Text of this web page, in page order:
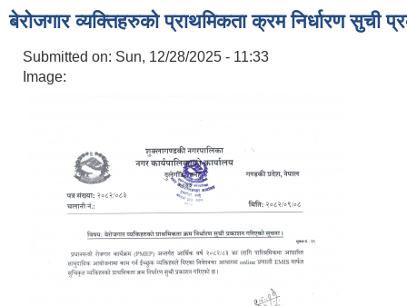
बेरोजगार व्यक्तिहरुको प्राथमिकता क्रम निर्धारण सुची
Submitted on: Sun, 12/28/2025 - 11:33
Image: